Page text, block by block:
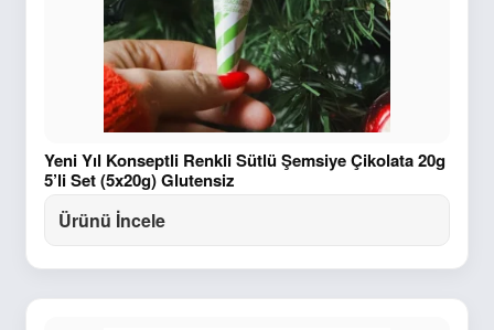
Yeni Yıl Konseptli Renkli Sütlü Şemsiye Çikolata 20g
5’li Set (5x20g) Glutensiz
Ürünü İncele